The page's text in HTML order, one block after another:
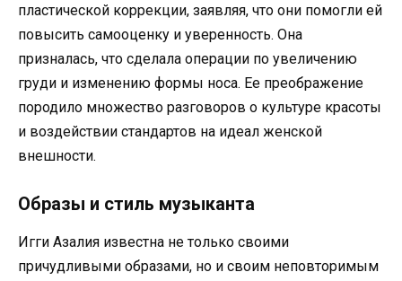
пластической коррекции, заявляя, что они помогли ей
повысить самооценку и уверенность. Она
призналась, что сделала операции по увеличению
груди и изменению формы носа. Ее преображение
породило множество разговоров о культуре красоты
и воздействии стандартов на идеал женской
внешности.
Образы и стиль музыканта
Игги Азалия известна не только своими
причудливыми образами, но и своим неповторимым